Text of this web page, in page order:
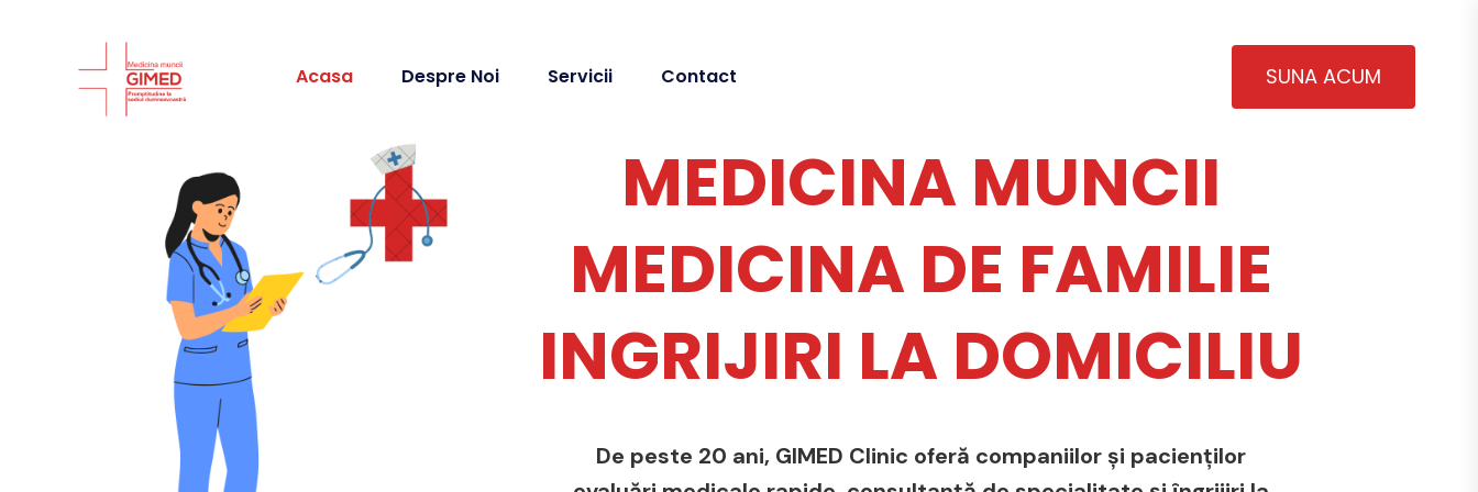
Acasa Despre Noi Servicii Contact SUNA ACUM
MEDICINA MUNCII
MEDICINA DE FAMILIE
INGRIJIRI LA DOMICILIU
De peste 20 ani, GIMED Clinic oferă companiilor și pacienților